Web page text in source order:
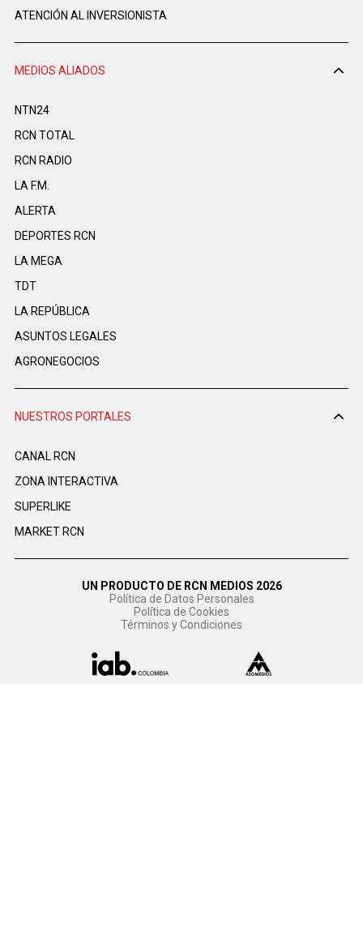
ATENCIÓN AL INVERSIONISTA
MEDIOS ALIADOS
NTN24
RCN TOTAL
RCN RADIO
LA F.M.
ALERTA
DEPORTES RCN
LA MEGA
TDT
LA REPÚBLICA
ASUNTOS LEGALES
AGRONEGOCIOS
NUESTROS PORTALES
CANAL RCN
ZONA INTERACTIVA
SUPERLIKE
MARKET RCN
UN PRODUCTO DE RCN MEDIOS 2026
Política de Datos Personales
Política de Cookies
Términos y Condiciones